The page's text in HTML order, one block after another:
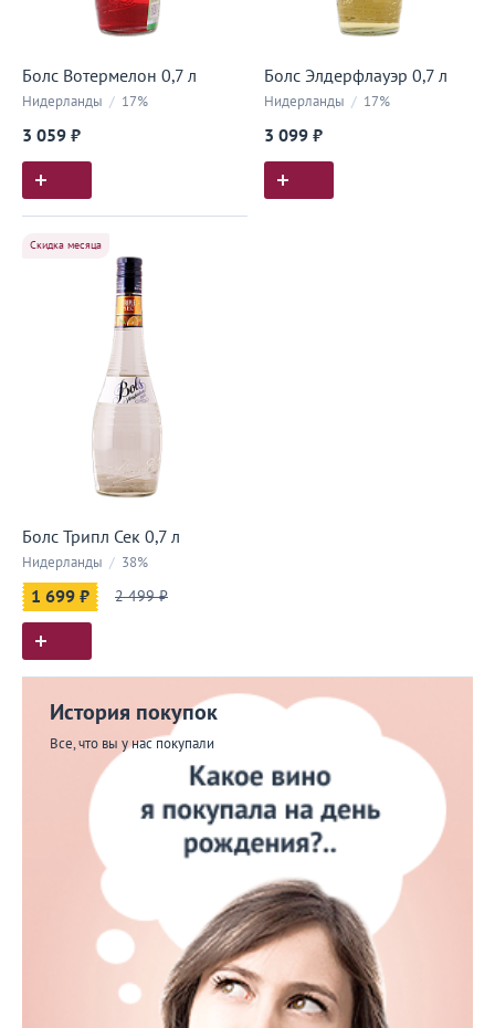
Болс Вотермелон 0,7 л
Нидерланды / 17%
3 059 ₽
Болс Элдерфлауэр 0,7 л
Нидерланды / 17%
3 099 ₽
Скидка месяца
Болс Трипл Сек 0,7 л
Нидерланды / 38%
1 699 ₽ 2 499 ₽
История покупок
Все, что вы у нас покупали